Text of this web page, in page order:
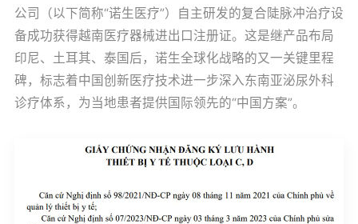
公司（以下简称“诺生医疗”）自主研发的复合陡脉冲治疗设
备成功获得越南医疗器械进出口注册证。这是继产品布局
印尼、土耳其、泰国后，诺生全球化战略的又一关键里程
碑，标志着中国创新医疗技术进一步深入东南亚泌尿外科
诊疗体系，为当地患者提供国际领先的“中国方案”。